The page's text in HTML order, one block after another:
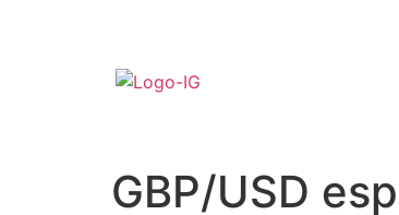
GBP/USD